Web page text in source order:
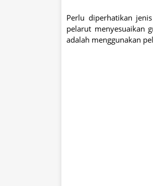
Perlu diperhatikan
pelarut menyesuaikan
adalah menggunakan